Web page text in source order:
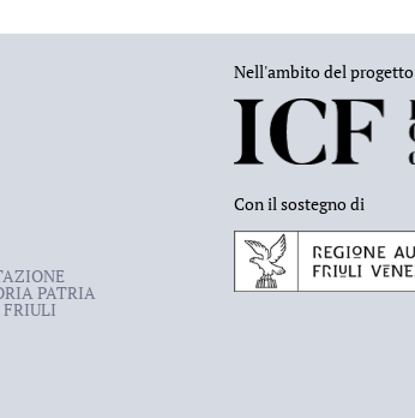
PATRIA
FRIULI
Nell'ambito del progetto
Con il sostegno di